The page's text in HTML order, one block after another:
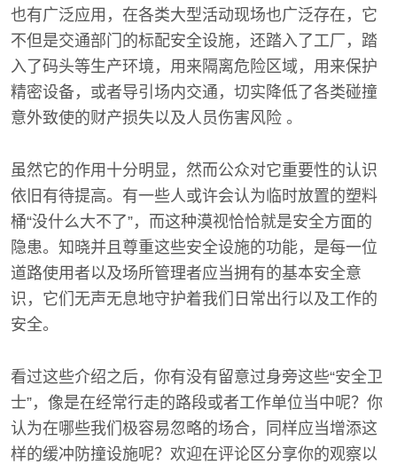
也有广泛应用，在各类大型活动现场也广泛存在，它
不但是交通部门的标配安全设施，还踏入了工厂，踏
入了码头等生产环境，用来隔离危险区域，用来保护
精密设备，或者导引场内交通，切实降低了各类碰撞
意外致使的财产损失以及人员伤害风险 。
虽然它的作用十分明显，然而公众对它重要性的认识
依旧有待提高。有一些人或许会认为临时放置的塑料
桶“没什么大不了”，而这种漠视恰恰就是安全方面的
隐患。知晓并且尊重这些安全设施的功能，是每一位
道路使用者以及场所管理者应当拥有的基本安全意
识，它们无声无息地守护着我们日常出行以及工作的
安全。
看过这些介绍之后，你有没有留意过身旁这些“安全卫
士”，像是在经常行走的路段或者工作单位当中呢？你
认为在哪些我们极容易忽略的场合，同样应当增添这
样的缓冲防撞设施呢？欢迎在评论区分享你的观察以